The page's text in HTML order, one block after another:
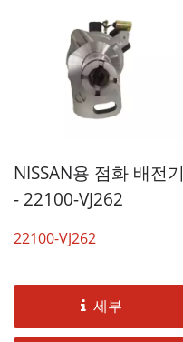
NISSAN용 점화 배전기
- 22100-VJ262
22100-VJ262
세부